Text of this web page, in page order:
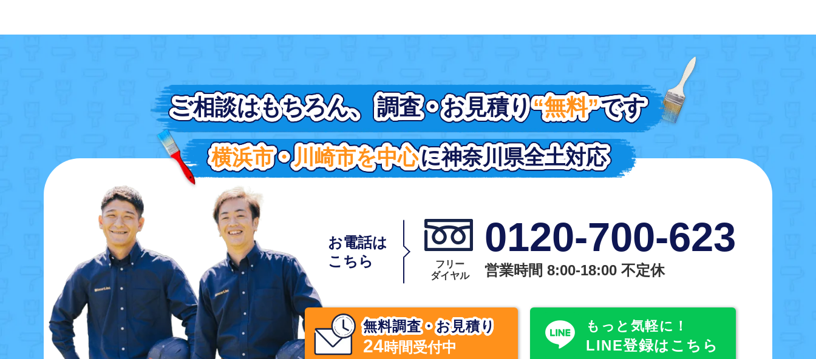
ご相談はもちろん、 調査・お見積り“無料”です
ご相談はもちろん、 調査・お見積り“無料”です
横浜市・川崎市を中心に神奈川県全土対応
横浜市・川崎市を中心に神奈川県全土対応
お電話は
こちら
0120-700-623
フリー
ダイヤル
営業時間 8:00-18:00 不定休
無料調査・お見積り
24時間受付中
もっと気軽に！
LINE登録はこちら